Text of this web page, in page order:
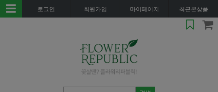
로그인 회원가입 마이페이지 최근본상품